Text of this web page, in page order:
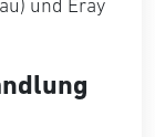
und Eray